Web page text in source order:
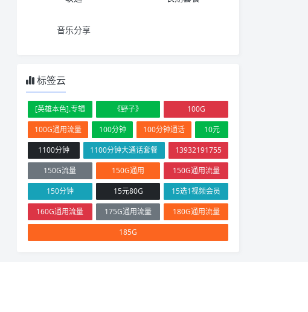
音乐分享
标签云
[英雄本色].专辑 《野子》
100G
100G通用流量
100分钟 100分钟通话
10元
1100分钟
1100分钟大通话套餐
13932191755
150G流量
150G通用
150G通用流量
150分钟
15元80G
15选1视频会员
160G通用流量
175G通用流量
180G通用流量
185G